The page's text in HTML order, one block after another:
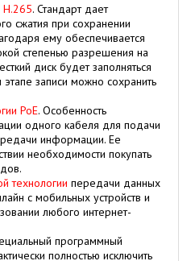
Н.265. Стандарт дает
сжатия при сохранении
ему обеспечивается
степенью разрешения на
диск будет заполняться
записи можно сохранить
PoE. Особенность
одного кабеля для подачи
информации. Ее
необходимости покупать
технологии передачи данных
с мобильных устройств и
любого интернет-
программный
полностью исключить